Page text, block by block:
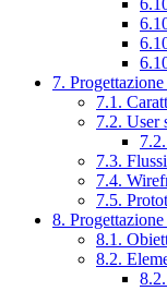
7.
7.1.
7.2. User
7.3.
7.4.
7.5.
8.
8.1.
8.2.